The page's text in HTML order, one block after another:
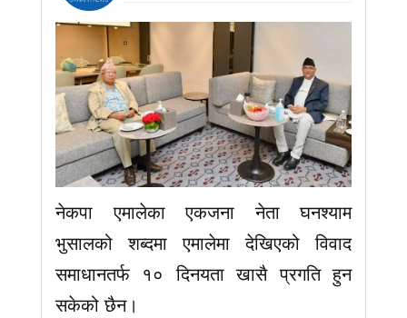
नेकपा एमालेका एकजना नेता घनश्याम
भुसालको शब्दमा एमालेमा देखिएको विवाद
समाधानतर्फ १० दिनयता खासै प्रगति हुन
सकेको छैन।